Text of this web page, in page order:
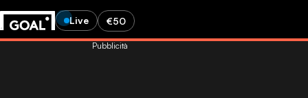
Live €50
Pubblicità